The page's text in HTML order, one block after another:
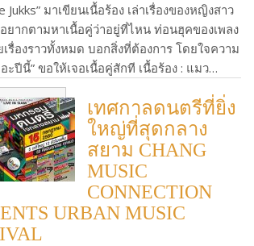
Jukks” มาเขียนเนื้อร้อง เล่าเรื่องของหญิงสาว
ยากตามหาเนื้อคู่ว่าอยู่ที่ไหน ท่อนฮุคของเพลง
รื่องราวทั้งหมด บอกสิ่งที่ต้องการ โดยใจความ
อะปีนี้” ขอให้เจอเนื้อคู่สักที เนื้อร้อง : แมว…
Reading
เทศกาลดนตรีที่ยิ่ง
ใหญ่ที่สุดกลาง
สยาม CHANG
MUSIC
CONNECTION
URBAN MUSIC